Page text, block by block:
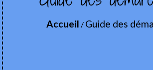
Accueil / Guide des